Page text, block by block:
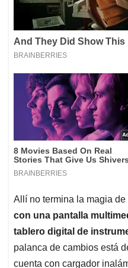
Allí no termina la magia
con una pantalla
tablero digital de
palanca de cambios está
cuenta con cargador